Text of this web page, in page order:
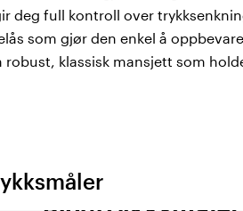
deg full kontroll over
som gjør den enkel å
klassisk mansjett som